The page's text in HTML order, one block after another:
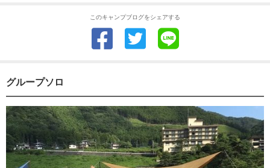
このキャンプブログをシェアする
グループソロ